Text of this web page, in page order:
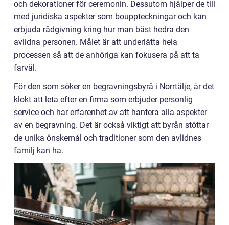
och dekorationer för ceremonin. Dessutom hjälper de till
med juridiska aspekter som bouppteckningar och kan
erbjuda rådgivning kring hur man bäst hedra den
avlidna personen. Målet är att underlätta hela
processen så att de anhöriga kan fokusera på att ta
farväl.
För den som söker en begravningsbyrå i Norrtälje, är det
klokt att leta efter en firma som erbjuder personlig
service och har erfarenhet av att hantera alla aspekter
av en begravning. Det är också viktigt att byrån stöttar
de unika önskemål och traditioner som den avlidnes
familj kan ha.